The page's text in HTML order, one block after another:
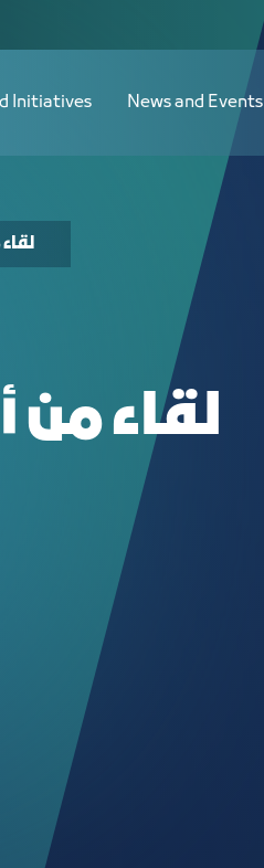
Initiatives News and Events
لقاء من